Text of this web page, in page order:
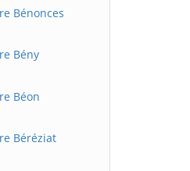
Bénonces
Bény
Béon
Béréziat